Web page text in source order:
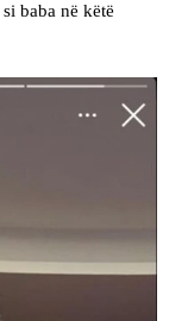
baba në këtë